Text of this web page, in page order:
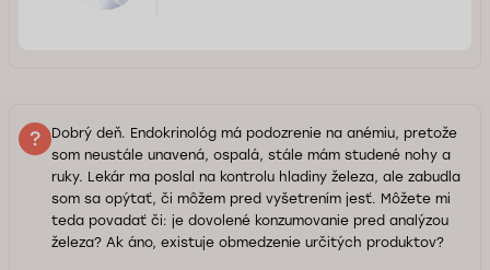
Dobrý deň. Endokrinológ má podozrenie na anémiu, pretože
som neustále unavená, ospalá, stále mám studené nohy a
ruky. Lekár ma poslal na kontrolu hladiny železa, ale zabudla
som sa opýtať, či môžem pred vyšetrením jesť. Môžete mi
teda povadať či: je dovolené konzumovanie pred analýzou
železa? Ak áno, existuje obmedzenie určitých produktov?